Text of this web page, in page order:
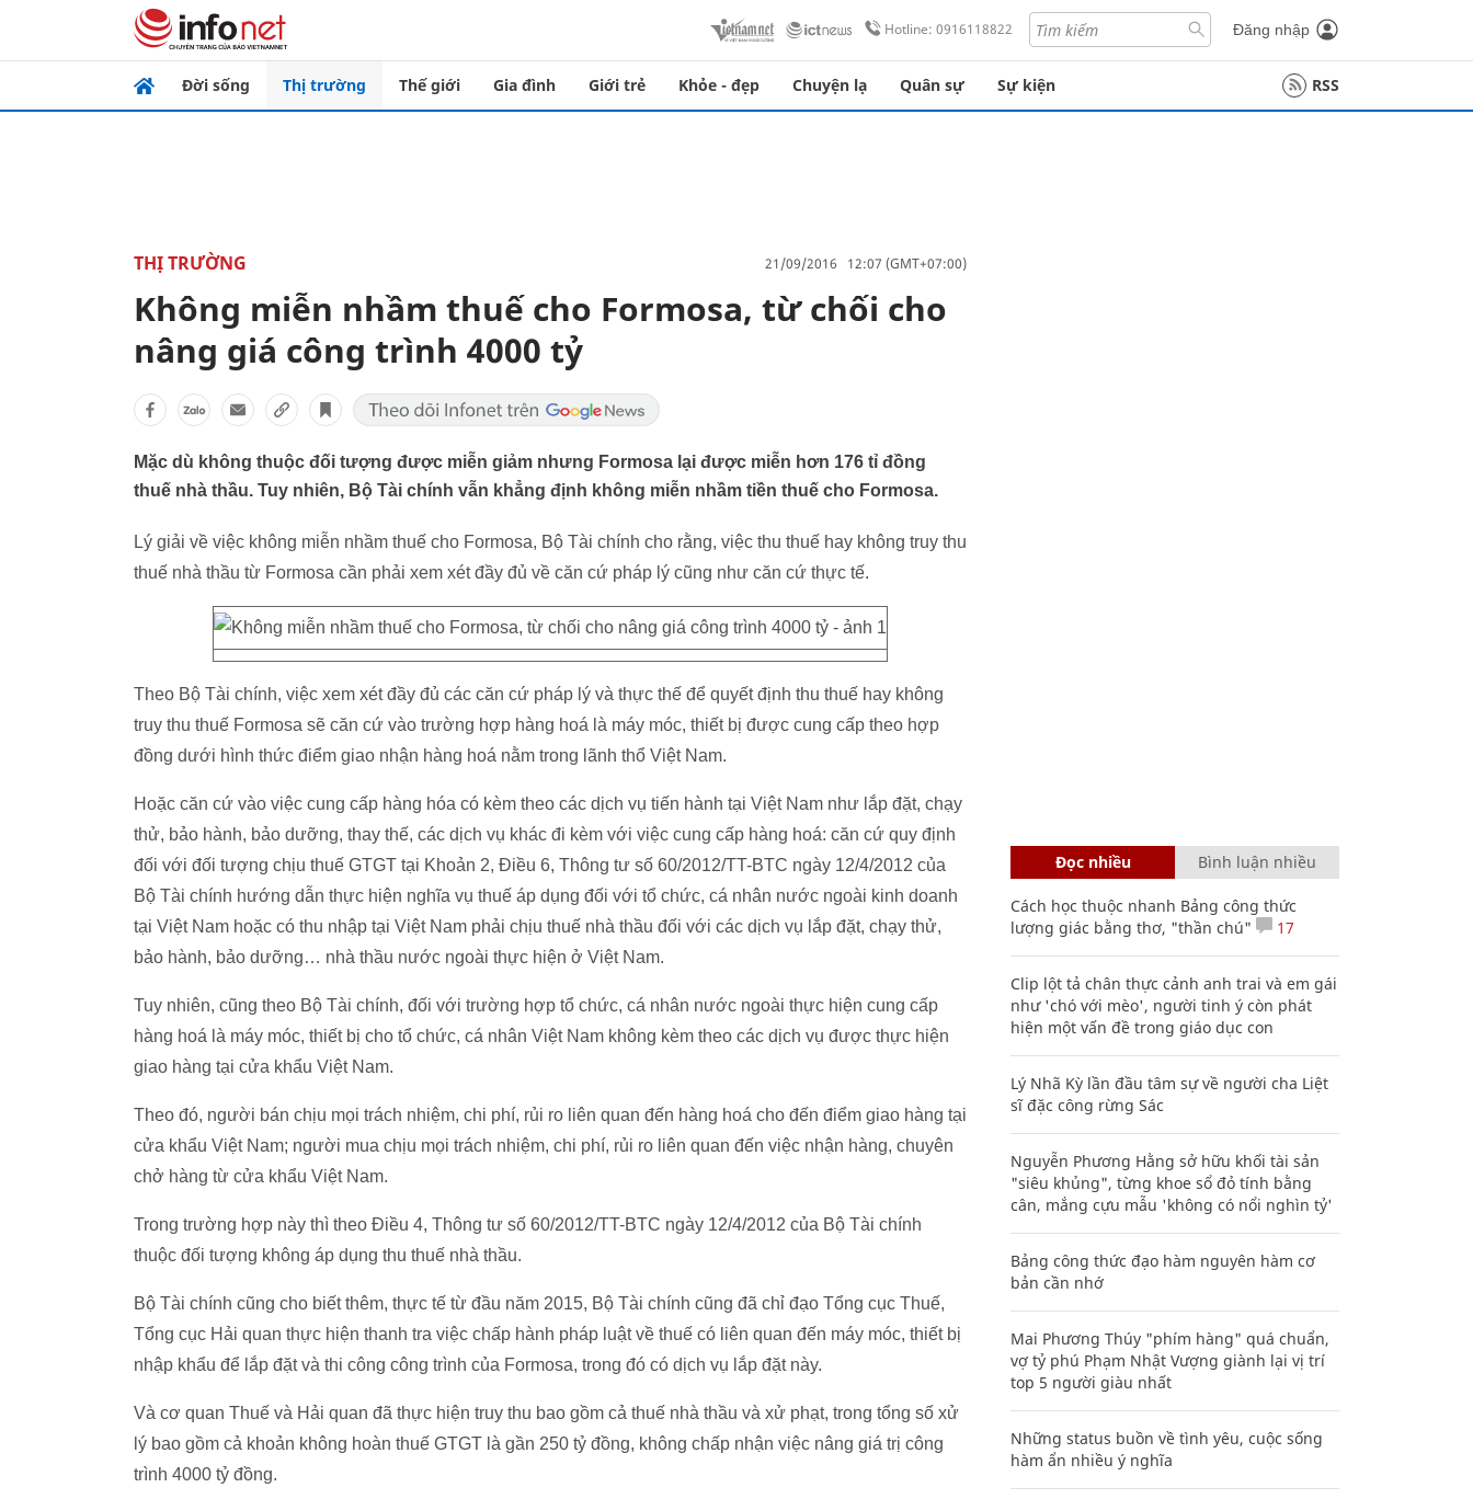
Hotline: 0916118822 Đăng nhập
Đời sống Thị trường Thế giới Gia đình Giới trẻ Khỏe - đẹp Chuyện lạ Quân sự Sự kiện RSS
THỊ TRƯỜNG 21/09/2016 12:07 (GMT+07:00)
Không miễn nhầm thuế cho Formosa, từ chối cho
nâng giá công trình 4000 tỷ
Mặc dù không thuộc đối tượng được miễn giảm nhưng Formosa lại được miễn hơn 176 tỉ đồng
thuế nhà thầu. Tuy nhiên, Bộ Tài chính vẫn khẳng định không miễn nhầm tiền thuế cho Formosa.
Lý giải về việc không miễn nhầm thuế cho Formosa, Bộ Tài chính cho rằng, việc thu thuế hay không truy thu
thuế nhà thầu từ Formosa cần phải xem xét đầy đủ về căn cứ pháp lý cũng như căn cứ thực tế.
Theo Bộ Tài chính, việc xem xét đầy đủ các căn cứ pháp lý và thực thế để quyết định thu thuế hay không
truy thu thuế Formosa sẽ căn cứ vào trường hợp hàng hoá là máy móc, thiết bị được cung cấp theo hợp
đồng dưới hình thức điểm giao nhận hàng hoá nằm trong lãnh thổ Việt Nam.
Hoặc căn cứ vào việc cung cấp hàng hóa có kèm theo các dịch vụ tiến hành tại Việt Nam như lắp đặt, chạy
thử, bảo hành, bảo dưỡng, thay thế, các dịch vụ khác đi kèm với việc cung cấp hàng hoá: căn cứ quy định
đối với đối tượng chịu thuế GTGT tại Khoản 2, Điều 6, Thông tư số 60/2012/TT-BTC ngày 12/4/2012 của
Bộ Tài chính hướng dẫn thực hiện nghĩa vụ thuế áp dụng đối với tổ chức, cá nhân nước ngoài kinh doanh
tại Việt Nam hoặc có thu nhập tại Việt Nam phải chịu thuế nhà thầu đối với các dịch vụ lắp đặt, chạy thử,
bảo hành, bảo dưỡng… nhà thầu nước ngoài thực hiện ở Việt Nam.
Tuy nhiên, cũng theo Bộ Tài chính, đối với trường hợp tổ chức, cá nhân nước ngoài thực hiện cung cấp
hàng hoá là máy móc, thiết bị cho tổ chức, cá nhân Việt Nam không kèm theo các dịch vụ được thực hiện
giao hàng tại cửa khẩu Việt Nam.
Theo đó, người bán chịu mọi trách nhiệm, chi phí, rủi ro liên quan đến hàng hoá cho đến điểm giao hàng tại
cửa khẩu Việt Nam; người mua chịu mọi trách nhiệm, chi phí, rủi ro liên quan đến việc nhận hàng, chuyên
chở hàng từ cửa khẩu Việt Nam.
Trong trường hợp này thì theo Điều 4, Thông tư số 60/2012/TT-BTC ngày 12/4/2012 của Bộ Tài chính
thuộc đối tượng không áp dụng thu thuế nhà thầu.
Bộ Tài chính cũng cho biết thêm, thực tế từ đầu năm 2015, Bộ Tài chính cũng đã chỉ đạo Tổng cục Thuế,
Tổng cục Hải quan thực hiện thanh tra việc chấp hành pháp luật về thuế có liên quan đến máy móc, thiết bị
nhập khẩu để lắp đặt và thi công công trình của Formosa, trong đó có dịch vụ lắp đặt này.
Và cơ quan Thuế và Hải quan đã thực hiện truy thu bao gồm cả thuế nhà thầu và xử phạt, trong tổng số xử
lý bao gồm cả khoản không hoàn thuế GTGT là gần 250 tỷ đồng, không chấp nhận việc nâng giá trị công
trình 4000 tỷ đồng.
Đọc nhiều Bình luận nhiều
Cách học thuộc nhanh Bảng công thức
lượng giác bằng thơ, "thần chú"
17
Clip lột tả chân thực cảnh anh trai và em gái
như 'chó với mèo', người tinh ý còn phát
hiện một vấn đề trong giáo dục con
Lý Nhã Kỳ lần đầu tâm sự về người cha Liệt
sĩ đặc công rừng Sác
Nguyễn Phương Hằng sở hữu khối tài sản
"siêu khủng", từng khoe sổ đỏ tính bằng
cân, mắng cựu mẫu 'không có nổi nghìn tỷ'
Bảng công thức đạo hàm nguyên hàm cơ
bản cần nhớ
Mai Phương Thúy "phím hàng" quá chuẩn,
vợ tỷ phú Phạm Nhật Vượng giành lại vị trí
top 5 người giàu nhất
Những status buồn về tình yêu, cuộc sống
hàm ẩn nhiều ý nghĩa